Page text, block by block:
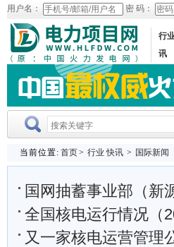
用户名： 密 码：
行
讯
当前位置: 首页> 行业 快讯 > 国际新闻
国网抽蓄事业部（新源集团、
全国核电运行情况（
又一家核电运营管理